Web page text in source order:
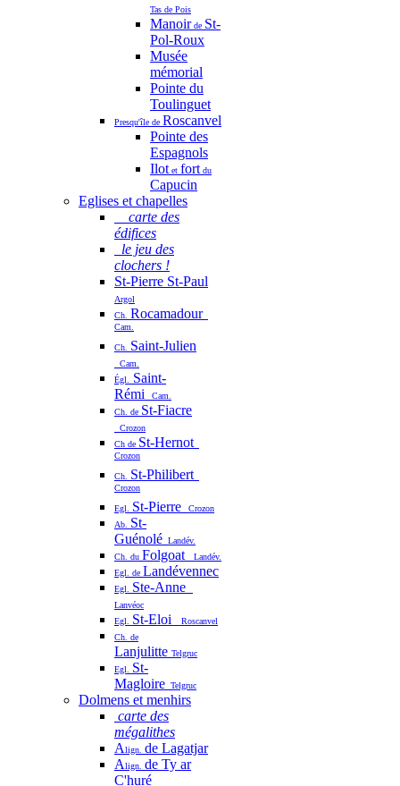
Tas de Pois
Manoirde St-
Pol-Roux
Musée
mémorial
Pointe du
Toulinguet
Presqu'île de Roscanvel
Pointe des
Espagnols
Ilot et fort du
Capucin
Eglises et chapelles
carte des
édifices
le jeu des
clochers !
St-Pierre St-Paul
Argol
Ch. Rocamadour
Cam.
Ch. Saint-Julien
Cam.
Égl.
Saint-
Rémi
Cam.
Ch. de St-Fiacre
Crozon
Ch de St-Hernot
Crozon
Ch. St-Philibert
Crozon
Egl. St-Pierre
Crozon
Ab. St-
Guénolé Landév.
Ch. du Folgoat
Landév.
Egl. de Landévennec
Egl. Ste-Anne
Lanvéoc
Egl. St-Eloi
Roscanvel
Ch. de
Lanjulitte Telgruc
Egl. St-
Magloire Telgruc
Dolmens et menhirs
carte des
mégalithes
Align. de Lagatjar
Align. de Ty ar
C'huré